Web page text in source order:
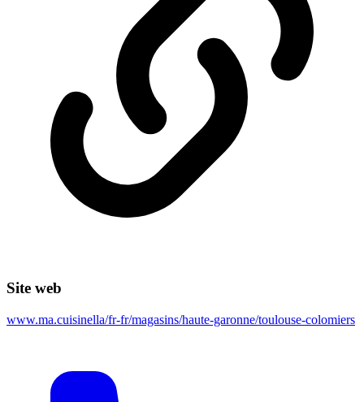
Site web
www.ma.cuisinella/fr-fr/magasins/haute-garonne/toulouse-colomiers